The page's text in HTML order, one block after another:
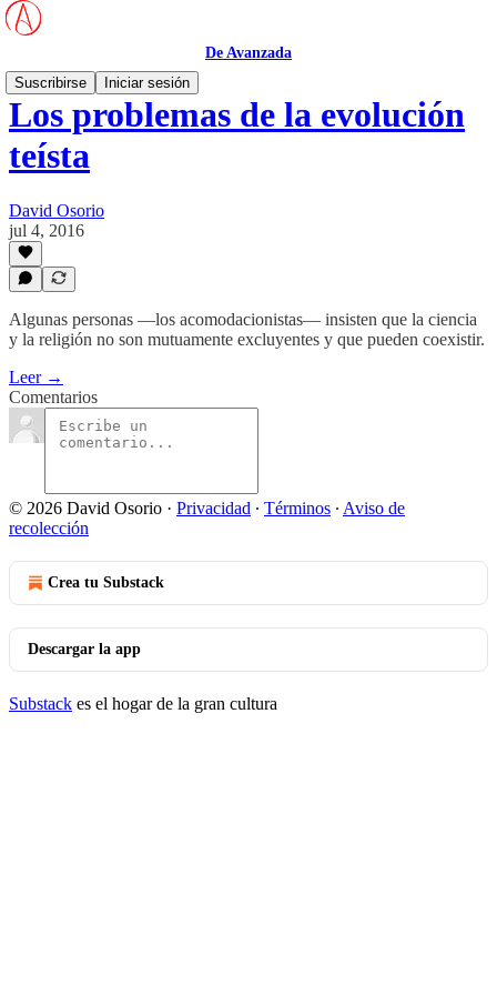
De Avanzada
Suscribirse
Iniciar sesión
Los problemas de la evolución
teísta
David Osorio
jul 4, 2016
Algunas personas —los acomodacionistas— insisten que la ciencia
y la religión no son mutuamente excluyentes y que pueden coexistir.
Leer →
Comentarios
© 2026 David Osorio · Privacidad ∙ Términos ∙ Aviso de
recolección
Crea tu Substack
Descargar la app
Substack es el hogar de la gran cultura